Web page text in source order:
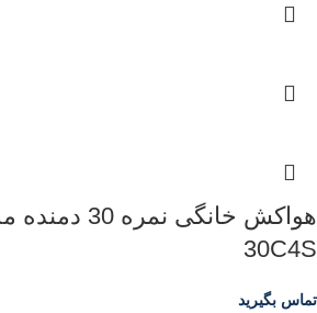
30C4S
تماس بگیرید